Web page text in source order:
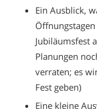
⁠Ein Ausblick,
Jubiläumsfest
Planungen
verraten; es
Fest geben)
Eine kleine